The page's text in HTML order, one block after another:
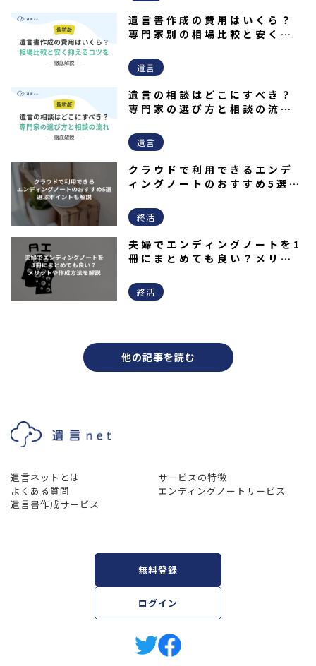
遺言書作成の費用はいくら？
専門家別の相場比較と安く抑
遺言
遺言の相談はどこにすべき？
専門家の選び方と相談の流れ
遺言
クラウドで利用できるエンデ
ィングノートのおすすめ5選｜
終活
夫婦でエンディングノートを1
冊にまとめても良い？メリッ
終活
他の記事を読む
遺言ネットとは
サービスの特徴
よくある質問
エンディングノートサービス
遺言書作成サービス
無料登録
ログイン